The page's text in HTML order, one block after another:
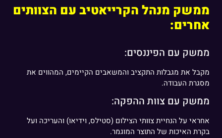
ממשק מנהל הקרייאטיב עם הצוותים
אחרים:
ממשק עם הפיננסים:
מקבל את מגבלות התקציב והמשאבים הקיימים, המהווים את
מסגרת העבודה.
ממשק עם צוות ההפקה:
אחראי על הנחיית צוותי הצילום (סטילס, וידיאו) והעריכה ועל
בקרת האיכות של התוצר המוגמר.